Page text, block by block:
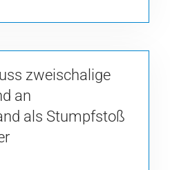
zweischalige
an
als Stumpfstoß